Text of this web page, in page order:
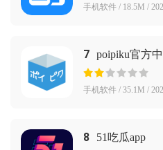
手机软件 / 18.5M /
7 poipiku官方
手机软件 / 35.1M /
8 51吃瓜app